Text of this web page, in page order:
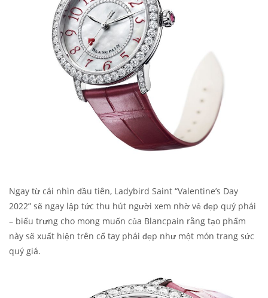
Ngay từ cái nhìn đầu tiên, Ladybird Saint “Valentine’s Day
2022” sẽ ngay lập tức thu hút người xem nhờ vẻ đẹp quý phái
– biểu trưng cho mong muốn của Blancpain rằng tạo phẩm
này sẽ xuất hiện trên cổ tay phái đẹp như một món trang sức
quý giá.